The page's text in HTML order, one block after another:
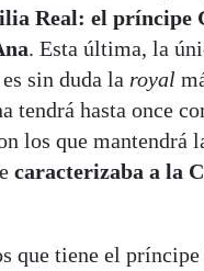
Real: el príncipe
. Esta última, la
sin duda la royal
tendrá hasta once
los que mantendrá
caracterizaba a la
que tiene el